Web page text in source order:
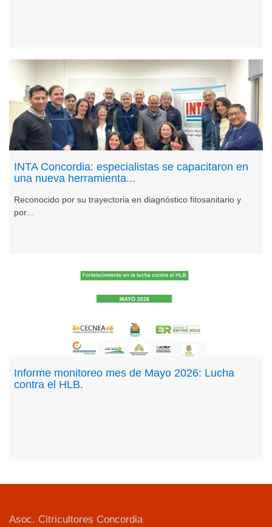
INTA Concordia: especialistas se capacitaron en
una nueva herramienta...
Reconocido por su trayectoria en diagnóstico fitosanitario y
por...
Informe monitoreo mes de Mayo 2026: Lucha
contra el HLB.
Asoc. Citricultores Concordia